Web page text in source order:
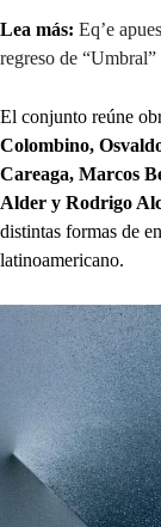
Lea más: Eq’e
regreso de “Umbral”
El conjunto reúne
Colombino,
Careaga, Marcos
Alder y Rodrigo
distintas formas de
latinoamericano.